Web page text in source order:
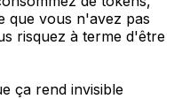
que vous n'avez pas
risquez à terme d'être
ça rend invisible